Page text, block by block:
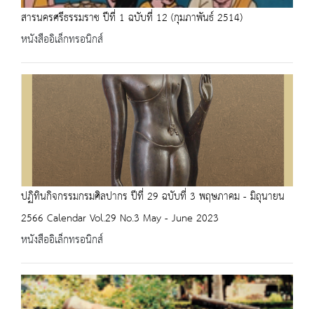
สารนครศรีธรรมราช ปีที่ 1 ฉบับที่ 12 (กุมภาพันธ์ 2514)
หนังสืออิเล็กทรอนิกส์
ปฏิทินกิจกรรมกรมศิลปากร ปีที่ 29 ฉบับที่ 3 พฤษภาคม - มิถุนายน
2566 Calendar Vol.29 No.3 May - June 2023
หนังสืออิเล็กทรอนิกส์